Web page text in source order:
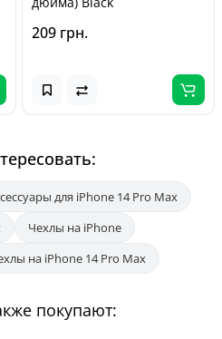
209 грн.
для iPhone 14 Pro Max
Чехлы на iPhone
на iPhone 14 Pro Max
покупают: